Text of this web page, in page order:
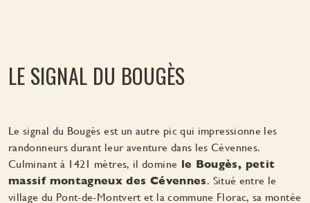
LE SIGNAL DU BOUGÈS
Le signal du Bougès est un autre pic qui impressionne les
randonneurs durant leur aventure dans les Cévennes.
Culminant à 1421 mètres, il domine le Bougès, petit
massif montagneux des Cévennes. Situé entre le
village du Pont-de-Montvert et la commune Florac, sa montée